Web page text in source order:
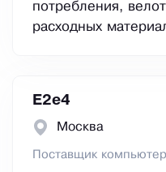
потребления,
расходных
E2е4
Москва
Поставщик